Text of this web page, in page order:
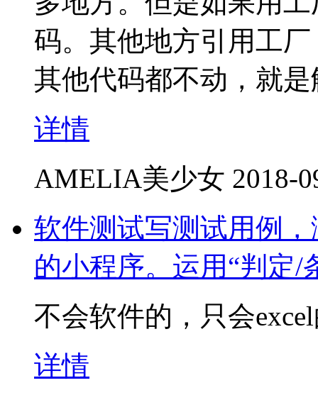
码。其他地方引用工
其他代码都不动，就
详情
AMELIA美少女 2018-
软件测试写测试用例
的小程序。运用“判定/
不会软件的，只会
详情